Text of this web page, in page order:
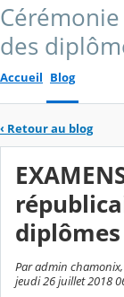
des
Accueil Blog
‹ Retour au blog
diplômes
Par admin
jeudi 26 juillet 2018